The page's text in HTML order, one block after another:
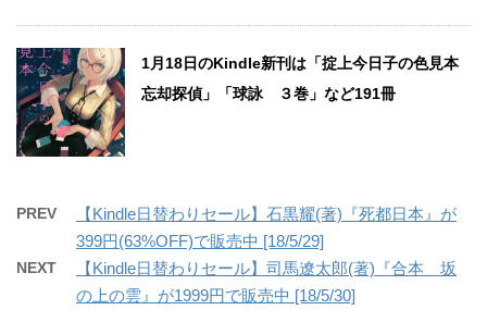
1月18日のKindle新刊は「掟上今日子の色見本
忘却探偵」「球詠 ３巻」など191冊
PREV
【Kindle日替わりセール】石黒耀(著)『死都日本』が
399円(63%OFF)で販売中 [18/5/29]
NEXT
【Kindle日替わりセール】司馬遼太郎(著)『合本 坂
の上の雲』が1999円で販売中 [18/5/30]